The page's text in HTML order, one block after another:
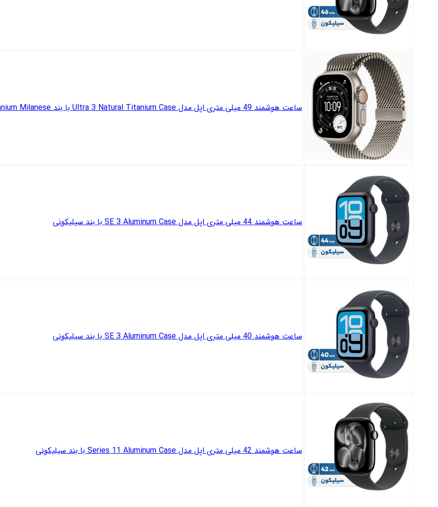
ساعت هوشمند 49 میلی متری اپل مدل Ultra 3 Natural Titanium Case با بند Titanium Milanese
ساعت هوشمند 44 میلی متری اپل مدل SE 3 Aluminum Case با بند سیلیکونی
ساعت هوشمند 40 میلی متری اپل مدل SE 3 Aluminum Case با بند سیلیکونی
ساعت هوشمند 42 میلی متری اپل مدل Series 11 Aluminum Case با بند سیلیکونی